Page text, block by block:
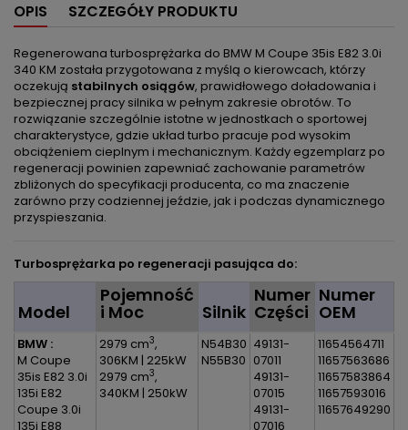
OPIS SZCZEGÓŁY PRODUKTU
Regenerowana turbosprężarka do BMW M Coupe 35is E82 3.0i
340 KM została przygotowana z myślą o kierowcach, którzy
oczekują stabilnych osiągów, prawidłowego doładowania i
bezpiecznej pracy silnika w pełnym zakresie obrotów. To
rozwiązanie szczególnie istotne w jednostkach o sportowej
charakterystyce, gdzie układ turbo pracuje pod wysokim
obciążeniem cieplnym i mechanicznym. Każdy egzemplarz po
regeneracji powinien zapewniać zachowanie parametrów
zbliżonych do specyfikacji producenta, co ma znaczenie
zarówno przy codziennej jeździe, jak i podczas dynamicznego
przyspieszania.
Turbosprężarka po regeneracji pasująca do:
Model
Pojemność
i Moc Silnik
Numer
Części
Numer
OEM
BMW :
M Coupe
35is E82 3.0i
135i E82
Coupe 3.0i
135i E88
2979 cm3,
306KM | 225kW
2979 cm3,
340KM | 250kW
N54B30
N55B30
49131-
07011
49131-
07015
49131-
07016
11654564711
11657563686
11657583864
11657593016
11657649290